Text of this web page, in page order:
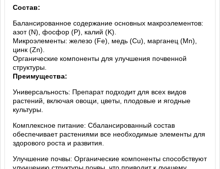
Состав:
Балансированное содержание основных макроэлементов:
азот (N), фосфор (P), калий (K).
Микроэлементы: железо (Fe), медь (Cu), марганец (Mn),
цинк (Zn).
Органические компоненты для улучшения почвенной
структуры.
Преимущества:
Универсальность: Препарат подходит для всех видов
растений, включая овощи, цветы, плодовые и ягодные
культуры.
Комплексное питание: Сбалансированный состав
обеспечивает растениями все необходимые элементы для
здорового роста и развития.
Улучшение почвы: Органические компоненты способствуют